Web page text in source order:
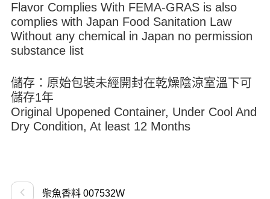
Flavor Complies With FEMA-GRAS is also
complies with Japan Food Sanitation Law
Without any chemical in Japan no permission
substance list
儲存：原始包裝未經開封在乾燥陰涼室溫下可
儲存1年
Original Upopened Container, Under Cool And
Dry Condition, At least 12 Months
柴魚香料 007532W